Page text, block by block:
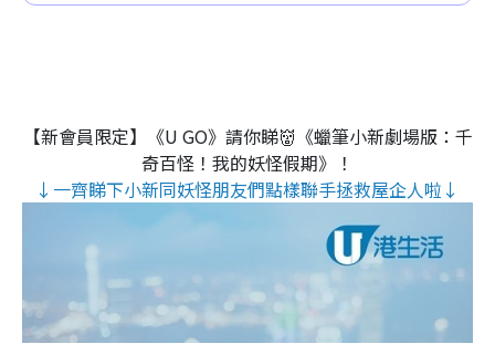
【新會員限定】《U GO》請你睇👹《蠟筆小新劇場版：千
奇百怪！我的妖怪假期》！
↓一齊睇下小新同妖怪朋友們點樣聯手拯救屋企人啦↓